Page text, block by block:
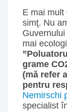
E mai mult
simţ. Nu
mai
grame
(mă refer
pentru
Nemirschi
specialist